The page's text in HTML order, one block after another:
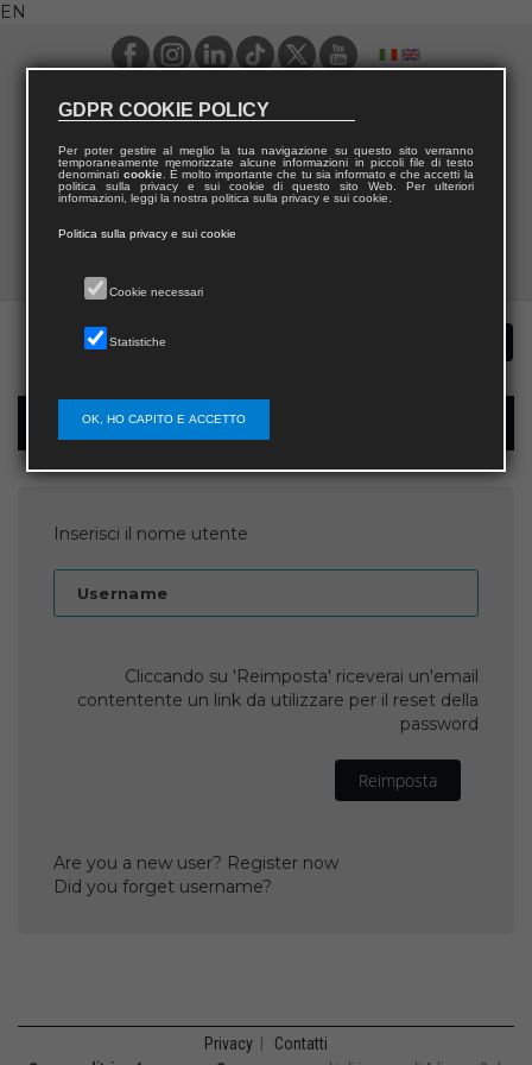
EN
Password recovery
Inserisci il nome utente
Username
Cliccando su 'Reimposta' riceverai un'email
contentente un link da utilizzare per il reset della
password
Reimposta
Are you a new user? Register now
Did you forget username?
Privacy Contatti
GDPR COOKIE POLICY
Per poter gestire al meglio la tua navigazione su questo sito verranno
temporaneamente memorizzate alcune informazioni in piccoli file di testo
denominati cookie. È molto importante che tu sia informato e che accetti la
politica sulla privacy e sui cookie di questo sito Web. Per ulteriori
informazioni, leggi la nostra politica sulla privacy e sui cookie.
Politica sulla privacy e sui cookie
Cookie necessari
Statistiche
OK, HO CAPITO E ACCETTO